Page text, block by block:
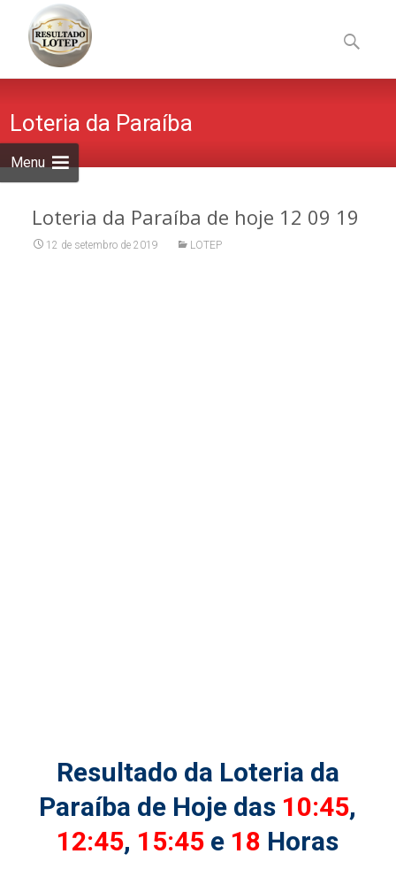
Menu
to
content
por:
Loteria da Paraíba
Loteria da Paraíba de hoje 12 09 19
12 de setembro de 2019 LOTEP
Resultado da Loteria da
Paraíba de Hoje das 10:45,
12:45, 15:45 e 18 Horas